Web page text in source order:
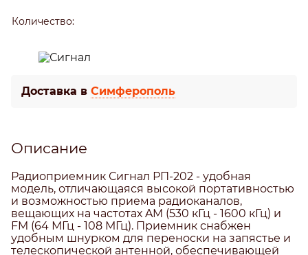
Количество:
Доставка в Симферополь
Описание
Радиоприемник Сигнал РП-202 - удобная
модель, отличающаяся высокой портативностью
и возможностью приема радиоканалов,
вещающих на частотах AM (530 кГц - 1600 кГц) и
FM (64 МГц - 108 МГц). Приемник снабжен
удобным шнурком для переноски на запястье и
телескопической антенной, обеспечивающей